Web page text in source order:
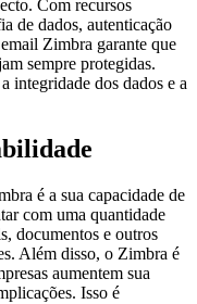
Com recursos
de dados, autenticação
Zimbra garante que
sempre protegidas.
integridade dos dados e a
é a sua capacidade de
com uma quantidade
documentos e outros
Além disso, o Zimbra é
aumentem sua
Isso é